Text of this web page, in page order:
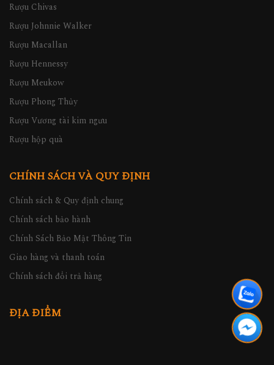
Rượu Chivas
Rượu Johnnie Walker
Rượu Macallan
Rượu Hennessy
Rượu Meukow
Rượu Phong Thủy
Rượu Vương tài kim ngưu
Rượu hộp quà
CHÍNH SÁCH VÀ QUY ĐỊNH
Chính sách & Quy định chung
Chính sách bảo hành
Chính Sách Bảo Mật Thông Tin
Giao hàng và thanh toán
Chính sách đổi trả hàng
ĐỊA ĐIỂM